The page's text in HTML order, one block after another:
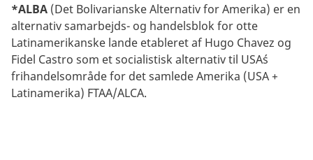
*ALBA (Det Bolivarianske Alternativ for Amerika) er en
alternativ samarbejds- og handelsblok for otte
Latinamerikanske lande etableret af Hugo Chavez og
Fidel Castro som et socialistisk alternativ til USA´s
frihandelsområde for det samlede Amerika (USA +
Latinamerika) FTAA/ALCA.